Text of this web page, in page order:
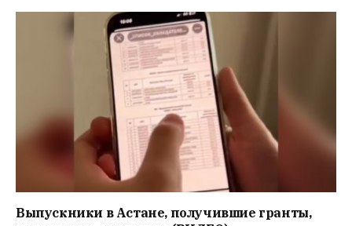
Выпускники в Астане, получившие гранты,